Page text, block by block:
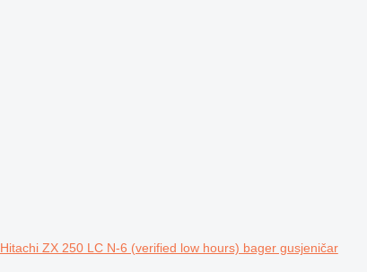
Hitachi ZX 250 LC N-6 (verified low hours) bager gusjeničar